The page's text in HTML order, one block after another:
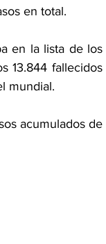
en total.
en la lista de los
13.844 fallecidos
mundial.
acumulados de